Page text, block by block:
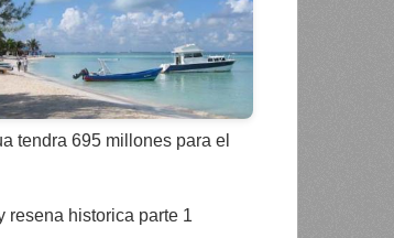
tendra 695 millones para el
resena historica parte 1